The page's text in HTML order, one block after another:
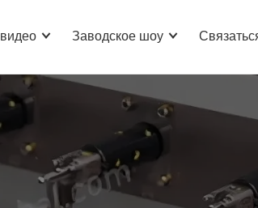
видео Заводское шоу